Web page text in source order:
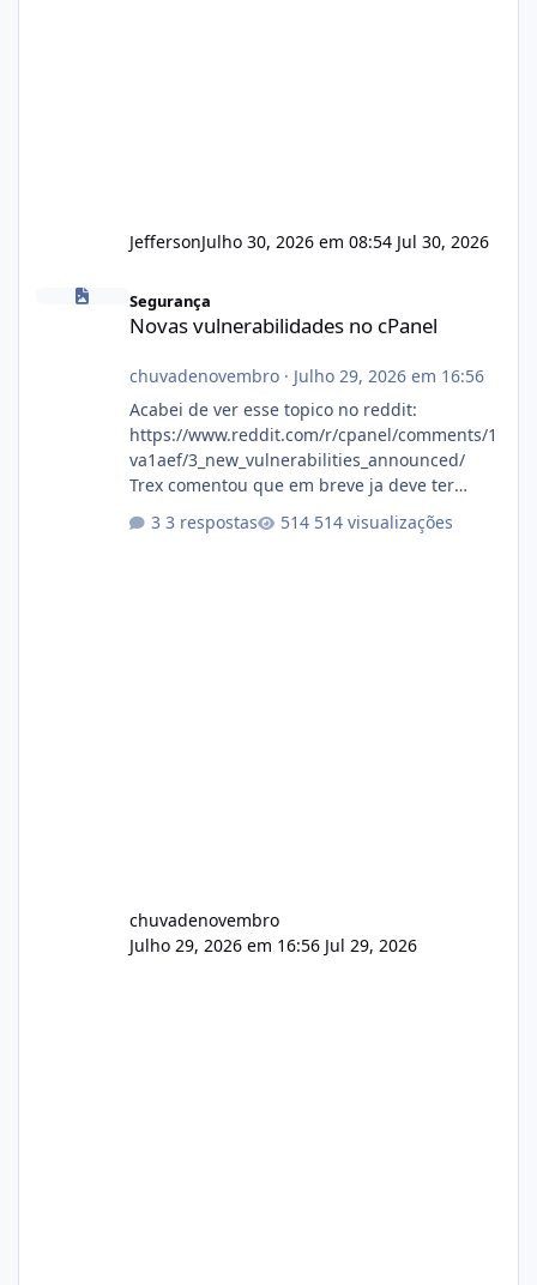
JeffersonJulho 30, 2026 em 08:54 Jul 30, 2026
Segurança
Novas vulnerabilidades no cPanel
chuvadenovembro· Julho 29, 2026 em 16:56
Acabei de ver esse topico no reddit:
https://www.reddit.com/r/cpanel/comments/1
va1aef/3_new_vulnerabilities_announced/
Trex comentou que em breve ja deve ter
3 respostas 514 visualizações
chuvadenovembro
Julho 29, 2026 em 16:56 Jul 29, 2026